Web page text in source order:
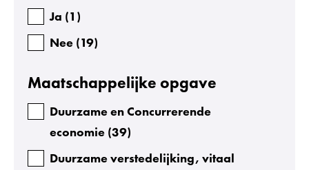
a
n
:
2
Ja (1 )
Nee (19)
Maatschappelijke opgave
Duurzame en Concurrerende
economie (39)
Duurzame verstedelijking, vitaal